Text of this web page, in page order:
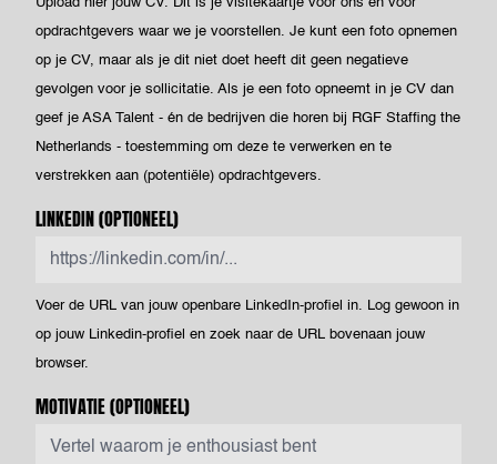
opdrachtgevers waar we je voorstellen. Je kunt een foto opnemen
op je CV, maar als je dit niet doet heeft dit geen negatieve
gevolgen voor je sollicitatie. Als je een foto opneemt in je CV dan
geef je ASA Talent - én de bedrijven die horen bij RGF Staffing the
Netherlands - toestemming om deze te verwerken en te
verstrekken aan (potentiële) opdrachtgevers.
LINKEDIN(OPTIONEEL)
Voer de URL van jouw openbare LinkedIn-profiel in. Log gewoon in
op jouw Linkedin-profiel en zoek naar de URL bovenaan jouw
browser.
MOTIVATIE(OPTIONEEL)